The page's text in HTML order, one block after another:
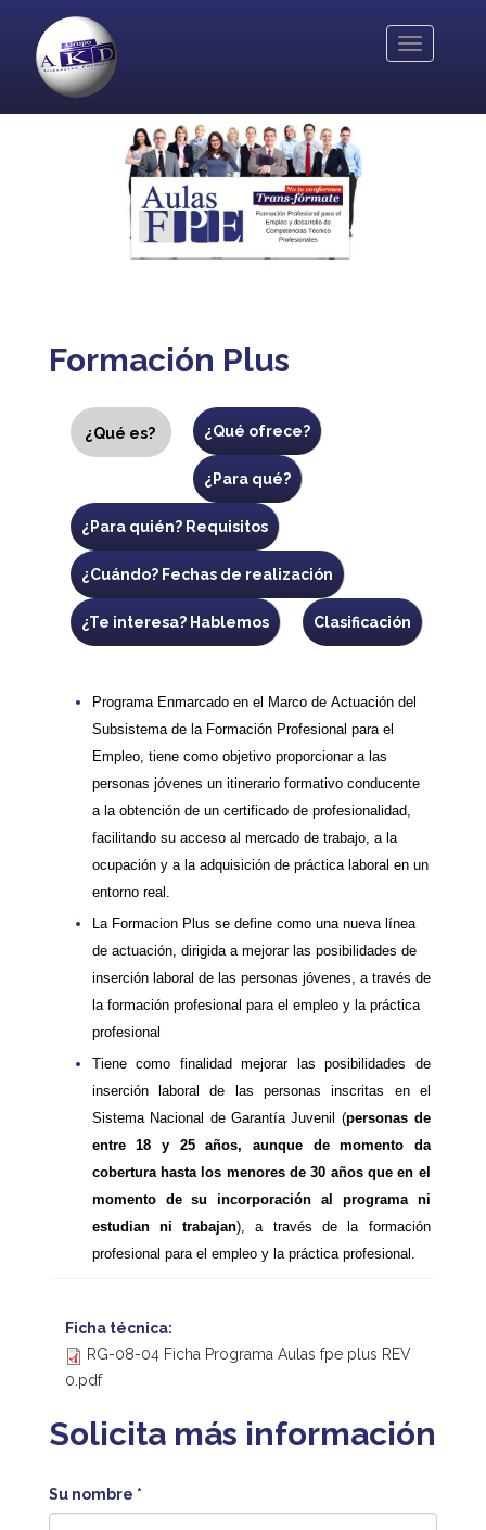
contenido
principal
Toggle
Formación Plus
Recorrido
¿Qué es? (solapa
activa)
¿Qué ofrece?
¿Para qué?
¿Para quién? Requisitos
¿Cuándo? Fechas de realización
¿Te interesa? Hablemos Clasificación
Programa Enmarcado en el Marco de Actuación del
Subsistema de la Formación Profesional para el
Empleo, tiene como objetivo proporcionar a las
personas jóvenes un itinerario formativo conducente
a la obtención de un certificado de profesionalidad,
facilitando su acceso al mercado de trabajo, a la
ocupación y a la adquisición de práctica laboral en un
entorno real.
La Formacion Plus se define como una nueva línea
de actuación, dirigida a mejorar las posibilidades de
inserción laboral de las personas jóvenes, a través de
la formación profesional para el empleo y la práctica
profesional
Tiene como finalidad mejorar las posibilidades de
inserción laboral de las personas inscritas en el
Sistema Nacional de Garantía Juvenil (personas de
entre 18 y 25 años, aunque de momento da
cobertura hasta los menores de 30 años que en el
momento de su incorporación al programa ni
estudian ni trabajan), a través de la formación
profesional para el empleo y la práctica profesional.
Ficha técnica:
RG-08-04 Ficha Programa Aulas fpe plus REV
0.pdf
Solicita más información
Su nombre *